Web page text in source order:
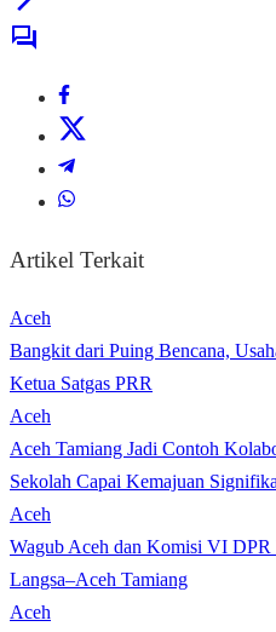
Artikel Terkait
Aceh
Bangkit dari Puing Bencana,
Ketua Satgas PRR
Aceh
Aceh Tamiang Jadi Contoh
Sekolah Capai Kemajuan
Aceh
Wagub Aceh dan Komisi VI DPR
Langsa–Aceh Tamiang
Aceh